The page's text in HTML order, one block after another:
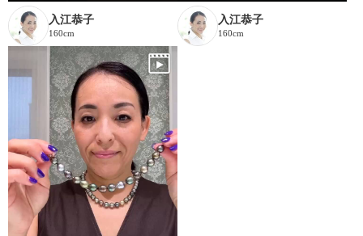
入江恭子
160cm
入江恭子
160cm